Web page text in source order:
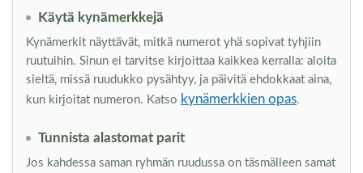
Käytä kynämerkkejä
Kynämerkit näyttävät, mitkä numerot yhä sopivat tyhjiin
ruutuihin. Sinun ei tarvitse kirjoittaa kaikkea kerralla: aloita
sieltä, missä ruudukko pysähtyy, ja päivitä ehdokkaat aina,
kun kirjoitat numeron. Katso kynämerkkien opas.
Tunnista alastomat parit
Jos kahdessa saman ryhmän ruudussa on täsmälleen samat